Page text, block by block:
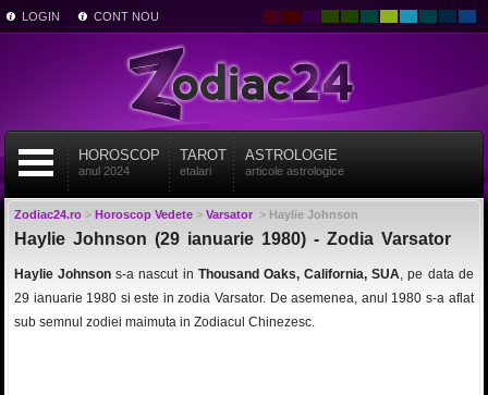
LOGIN CONT NOU
HOROSCOP
anul 2024
TAROT
etalari
ASTROLOGIE
articole astrologice
Zodiac24.ro> Horoscop Vedete> Varsator> Haylie Johnson
Haylie Johnson (29 ianuarie 1980) - Zodia Varsator
Haylie Johnson s-a nascut in Thousand Oaks, California, SUA, pe data de
29 ianuarie 1980 si este in zodia Varsator. De asemenea, anul 1980 s-a aflat
sub semnul zodiei maimuta in Zodiacul Chinezesc.